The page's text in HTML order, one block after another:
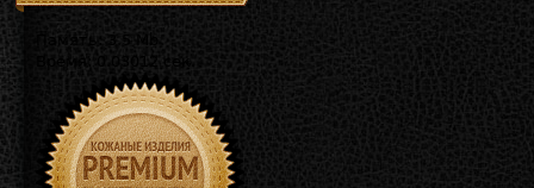
Память: 3.5 Mb
Время: 0.03012 сек.